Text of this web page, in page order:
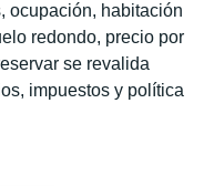
ocupación, habitación
redondo, precio por
se revalida
impuestos y política